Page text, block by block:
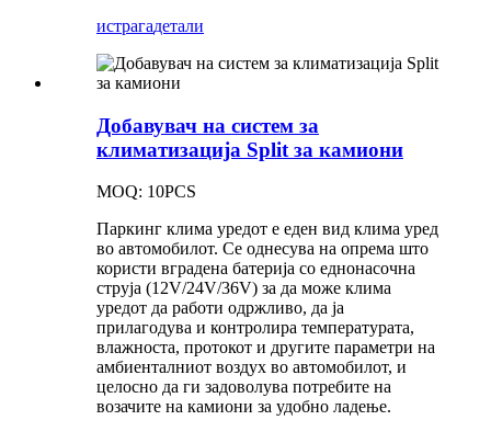
истрагадетали
Добавувач на систем за
климатизација Split за камиони
MOQ: 10PCS
Паркинг клима уредот е еден вид клима уред
во автомобилот. Се однесува на опрема што
користи вградена батерија со еднонасочна
струја (12V/24V/36V) за да може клима
уредот да работи одржливо, да ја
прилагодува и контролира температурата,
влажноста, протокот и другите параметри на
амбиенталниот воздух во автомобилот, и
целосно да ги задоволува потребите на
возачите на камиони за удобно ладење.